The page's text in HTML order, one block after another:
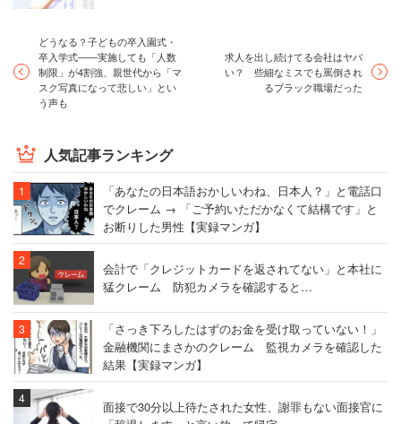
どうなる？子どもの卒入園式・
卒入学式――実施しても「人数
制限」が4割強、親世代から「マ
スク写真になって悲しい」とい
う声も
求人を出し続けてる会社はヤバ
い？ 些細なミスでも罵倒され
るブラック職場だった
人気記事ランキング
「あなたの日本語おかしいわね、日本人？」と電話口
でクレーム → 「ご予約いただかなくて結構です」と
お断りした男性【実録マンガ】
会計で「クレジットカードを返されてない」と本社に
猛クレーム 防犯カメラを確認すると…
「さっき下ろしたはずのお金を受け取っていない！」
金融機関にまさかのクレーム 監視カメラを確認した
結果【実録マンガ】
面接で30分以上待たされた女性、謝罪もない面接官に